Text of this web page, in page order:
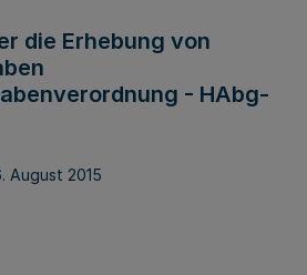
die Erhebung von
- HAbg-
August 2015